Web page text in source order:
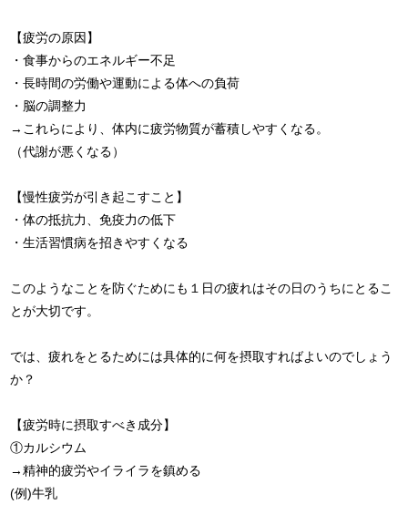
【疲労の原因】
・食事からのエネルギー不足
・長時間の労働や運動による体への負荷
・脳の調整力
→これらにより、体内に疲労物質が蓄積しやすくなる。
（代謝が悪くなる）
【慢性疲労が引き起こすこと】
・体の抵抗力、免疫力の低下
・生活習慣病を招きやすくなる
このようなことを防ぐためにも１日の疲れはその日のうちにとるこ
とが大切です。
では、疲れをとるためには具体的に何を摂取すればよいのでしょう
か？
【疲労時に摂取すべき成分】
①カルシウム
→精神的疲労やイライラを鎮める
(例)牛乳